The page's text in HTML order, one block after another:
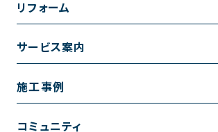
採用情報
リフォーム
トイレのリフォーム
キッチンのリフォーム
サービス案内
サービスの流れ
施工事例
施工事例一覧
コミュニティ